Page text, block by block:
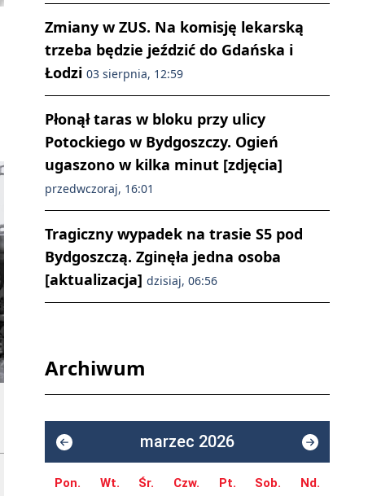
Zmiany w ZUS. Na komisję lekarską
trzeba będzie jeździć do Gdańska i
Łodzi 03 sierpnia, 12:59
Płonął taras w bloku przy ulicy
Potockiego w Bydgoszczy. Ogień
ugaszono w kilka minut [zdjęcia]
przedwczoraj, 16:01
Tragiczny wypadek na trasie S5 pod
Bydgoszczą. Zginęła jedna osoba
[aktualizacja] dzisiaj, 06:56
Archiwum
marzec 2026
Pon. Wt. Śr. Czw. Pt. Sob. Nd.